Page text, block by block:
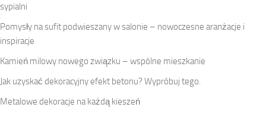
sypialni
Pomysły na sufit podwieszany w salonie – nowoczesne aranżacje i
inspiracje
Kamień milowy nowego związku – wspólne mieszkanie
Jak uzyskać dekoracyjny efekt betonu? Wypróbuj tego.
Metalowe dekoracje na każdą kieszeń